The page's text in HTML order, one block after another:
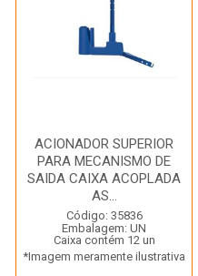
ACIONADOR SUPERIOR
PARA MECANISMO DE
SAIDA CAIXA ACOPLADA
AS...
Código: 35836
Embalagem: UN
Caixa contém 12 un
*Imagem meramente ilustrativa